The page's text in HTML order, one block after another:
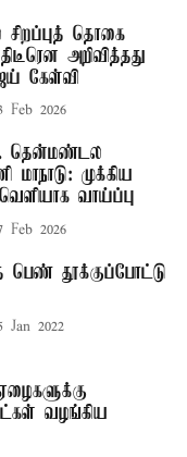
தொகை
அறிவித்தது
கேள்வி
Feb 2026
தென்மண்டல
முக்கிய
வாய்ப்பு
Feb 2026
பெண் தூக்குப்போட்டு
Jan 2022
வழங்கிய